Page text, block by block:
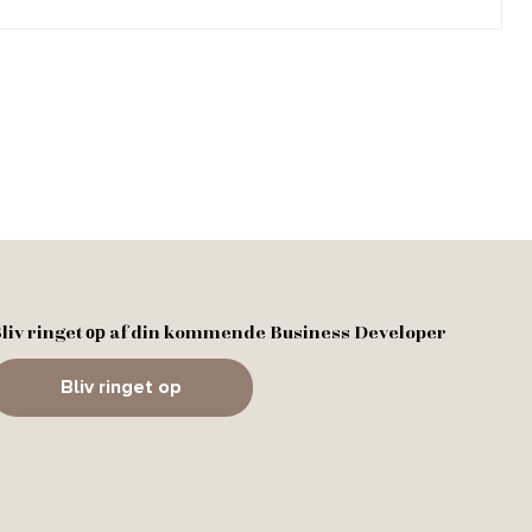
ringet ор af din kommende Business Developer
Bliv ringet op